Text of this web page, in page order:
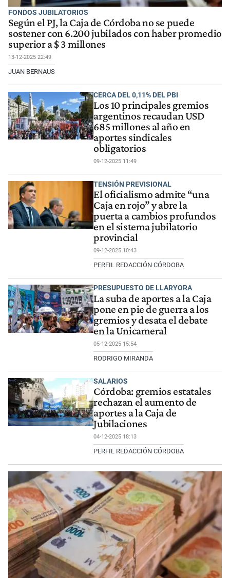
FONDOS JUBILATORIOS
Según el PJ, la Caja de Córdoba no se puede
sostener con 6.200 jubilados con haber promedio
superior a $ 3 millones
13-12-2025 22:49
JUAN BERNAUS
CERCA DEL 0,11% DEL PBI
Los 10 principales gremios
argentinos recaudan USD
685 millones al año en
aportes sindicales
obligatorios
09-12-2025 11:49
TENSIÓN PREVISIONAL
El oficialismo admite “una
Caja en rojo” y abre la
puerta a cambios profundos
en el sistema jubilatorio
provincial
09-12-2025 10:43
PERFIL REDACCIÓN CÓRDOBA
PRESUPUESTO DE LLARYORA
La suba de aportes a la Caja
pone en pie de guerra a los
gremios y desata el debate
en la Unicameral
05-12-2025 15:54
RODRIGO MIRANDA
SALARIOS
Córdoba: gremios estatales
rechazan el aumento de
aportes a la Caja de
Jubilaciones
04-12-2025 18:13
PERFIL REDACCIÓN CÓRDOBA